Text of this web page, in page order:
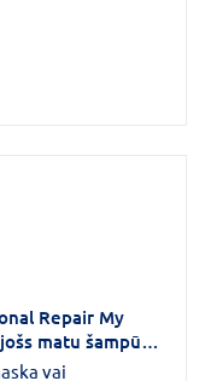
Repair My
matu šampūns